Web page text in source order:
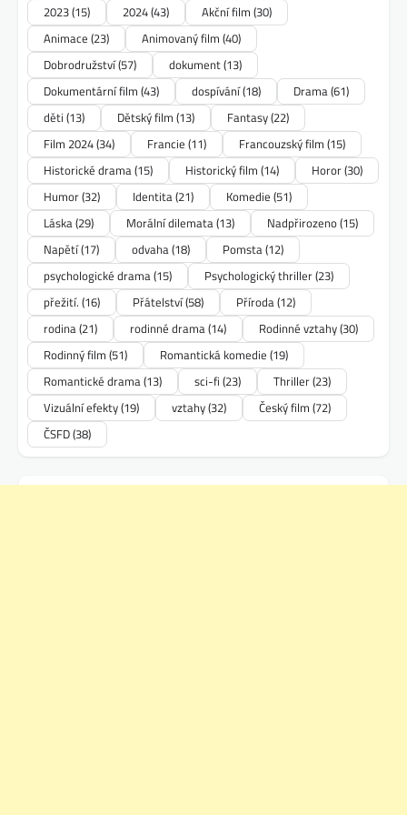
2023(15) 2024(43) Akční film (30)
Animace (23) Animovaný film (40)
Dobrodružství(57) dokument(13)
Dokumentární film (43) dospívání(18) Drama(61)
děti (13) Dětský film (13) Fantasy(22)
Film 2024(34) Francie (11) Francouzský film (15)
Historické drama(15) Historický film (14) Horor(30)
Humor(32) Identita(21) Komedie (51)
Láska(29) Morální dilemata(13) Nadpřirozeno(15)
Napětí(17) odvaha(18) Pomsta(12)
psychologické drama(15) Psychologický thriller(23)
přežití. (16) Přátelství(58) Příroda(12)
rodina(21) rodinné drama(14) Rodinné vztahy(30)
Rodinný film (51) Romantická komedie (19)
Romantické drama(13) sci-fi (23) Thriller(23)
Vizuální efekty(19) vztahy(32) Český film (72)
ČSFD(38)